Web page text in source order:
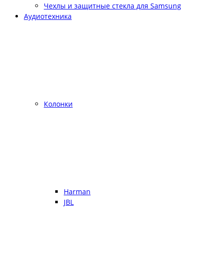
Чехлы и защитные стекла для Samsung
Аудиотехника
Колонки
Harman
JBL